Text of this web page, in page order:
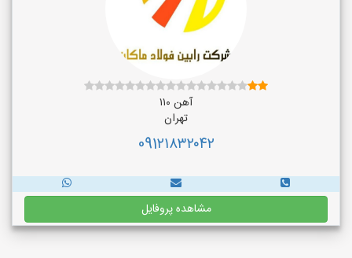
آهن ۱۱۰
تهران
091۲۱۸۳۲۰۴۲
مشاهده پروفایل